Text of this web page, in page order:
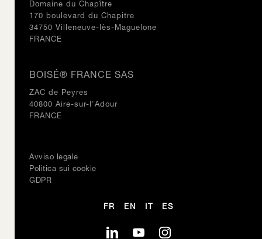
Domaine du Chapître
170 boulevard du Chapitre
34750 Villeneuve-lès-Maguelone
FRANCE
BOISÉ® FRANCE SAS
ZAC de Peyres
40800 Aire-sur-l'Adour
FRANCE
Avviso legale
Politica sui cookie
GDPR
FR EN ES